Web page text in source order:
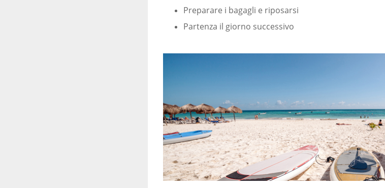
Preparare i bagagli e riposarsi
Partenza il giorno successivo